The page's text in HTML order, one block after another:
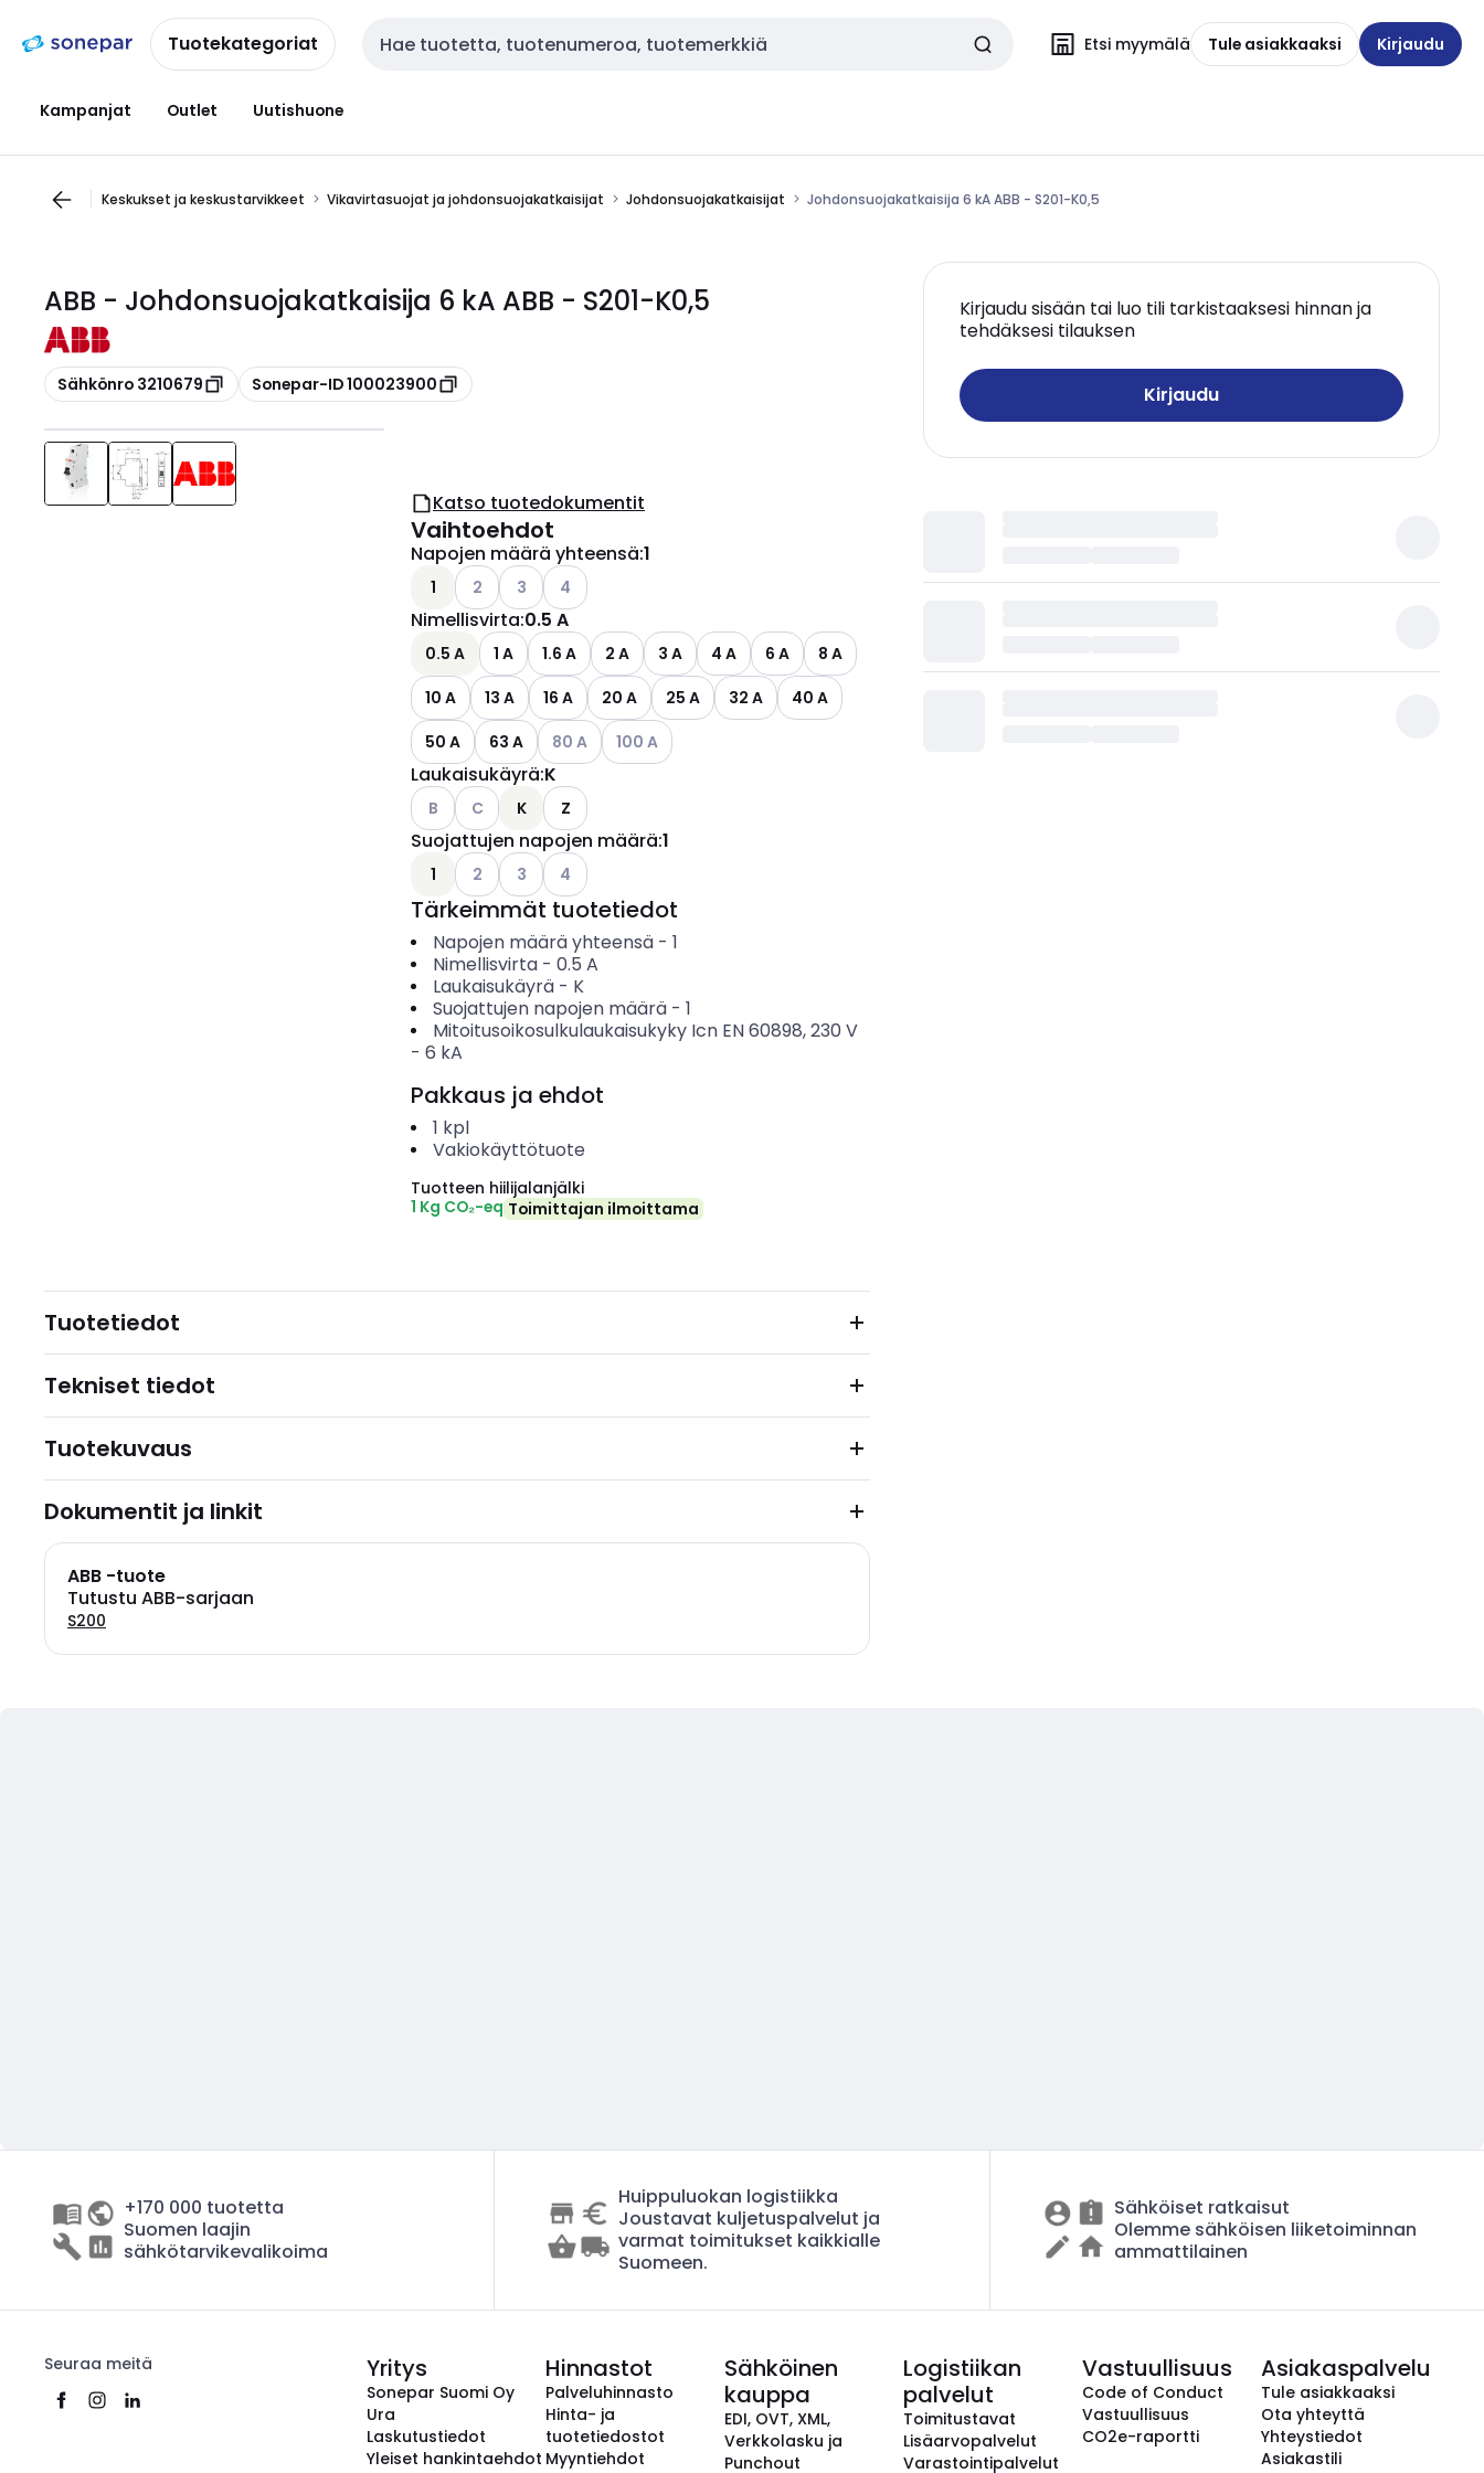
navigointiinsisältöönTuotekategoriat Haku Etsi myymälä Tule asiakkaaksi Kirjaudu
Kampanjat Outlet Uutishuone
Keskukset ja keskustarvikkeet Vikavirtasuojat ja johdonsuojakatkaisijat Johdonsuojakatkaisijat Johdonsuojakatkaisija 6 kA ABB - S201-K0,5
ABB - Johdonsuojakatkaisija 6 kA ABB - S201-K0,5
Kopioi
Sähkönro 3210679 Kopioi
Sonepar-ID 100023900
Kirjaudu sisään tai luo tili tarkistaaksesi hinnan ja
tehdäksesi tilauksen
Kirjaudu
Katso tuotedokumentit
Vaihtoehdot
Napojen määrä yhteensä:1
1 Katso käytettävissä olevat vaihtoehdot
2 Katso käytettävissä olevat vaihtoehdot
3 Katso käytettävissä olevat vaihtoehdot
4
Nimellisvirta:0.5 A
0.5 A 1 A 1.6 A 2 A 3 A 4 A 6 A
8 A
10 A
13 A 16 A 20 A 25 A 32 A
40 A
50 A
63 A Katso käytettävissä olevat vaihtoehdot
80 A Katso käytettävissä olevat vaihtoehdot
100 A
Laukaisukäyrä:K
Katso käytettävissä olevat vaihtoehdot
B Katso käytettävissä olevat vaihtoehdot
C K Z
Suojattujen napojen määrä:1
1 Katso käytettävissä olevat vaihtoehdot
2 Katso käytettävissä olevat vaihtoehdot
3 Katso käytettävissä olevat vaihtoehdot
4
Tärkeimmät tuotetiedot
Napojen määrä yhteensä- 1
Nimellisvirta- 0.5 A
Laukaisukäyrä- K
Suojattujen napojen määrä- 1
Mitoitusoikosulkulaukaisukyky Icn EN 60898, 230 V
- 6 kA
Pakkaus ja ehdot
1 kpl
Vakiokäyttötuote
Tuotteen hiilijalanjälki
1 Kg CO₂-eq Toimittajan ilmoittama
Tuotetiedot
Tekniset tiedot
Tuotekuvaus
Dokumentit ja linkit
ABB -tuote
Tutustu ABB-sarjaan
S200
+170 000 tuotetta
Suomen laajin
sähkötarvikevalikoima
Huippuluokan logistiikka
Joustavat kuljetuspalvelut ja
varmat toimitukset kaikkialle
Suomeen.
Sähköiset ratkaisut
Olemme sähköisen liiketoiminnan
ammattilainen
Seuraa meitä Yritys
Sonepar Suomi Oy
Ura
Laskutustiedot
Yleiset hankintaehdot
Hinnastot
Palveluhinnasto
Hinta- ja
tuotetiedostot
Myyntiehdot
Sähköinen
kauppa
EDI, OVT, XML,
Verkkolasku ja
Punchout
Logistiikan
palvelut
Toimitustavat
Lisäarvopalvelut
Varastointipalvelut
Vastuullisuus
Code of Conduct
Vastuullisuus
CO2e-raportti
Asiakaspalvelu
Tule asiakkaaksi
Ota yhteyttä
Yhteystiedot
Asiakastili